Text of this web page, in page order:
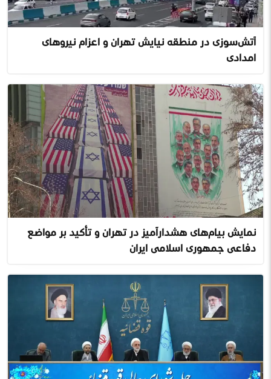
آتش‌سوزی در منطقه نیایش تهران و اعزام نیروهای
امدادی
نمایش پیام‌های هشدارآمیز در تهران و تأکید بر مواضع
دفاعی جمهوری اسلامی ایران